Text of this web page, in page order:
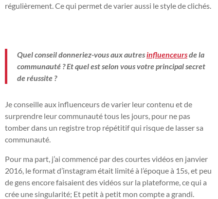
régulièrement. Ce qui permet de varier aussi le style de clichés.
Quel conseil donneriez-vous aux autres influenceursde la
communauté ?Et quel est selon vous votre principal secret
de réussite ?
Je conseille aux influenceurs de varier leur contenu et de
surprendre leur communauté tous les jours, pour ne pas
tomber dans un registre trop répétitif qui risque de lasser sa
communauté.
Pour ma part, j’ai commencé par des courtes vidéos en janvier
2016, le format d’instagram était limité à l’époque à 15s, et peu
de gens encore faisaient des vidéos sur la plateforme, ce qui a
crée une singularité; Et petit à petit mon compte a grandi.